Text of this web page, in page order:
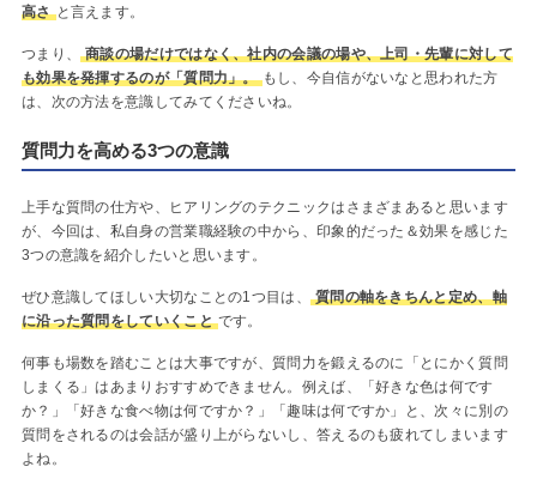
高さ と言えます。
つまり、 商談の場だけではなく、社内の会議の場や、上司・先輩に対して
も効果を発揮するのが「質問力」。 もし、今自信がないなと思われた方
は、次の方法を意識してみてくださいね。
質問力を高める3つの意識
上手な質問の仕方や、ヒアリングのテクニックはさまざまあると思います
が、今回は、私自身の営業職経験の中から、印象的だった＆効果を感じた
3つの意識を紹介したいと思います。
ぜひ意識してほしい大切なことの1つ目は、
質問の軸をきちんと定め、軸
に沿った質問をしていくこと です。
何事も場数を踏むことは大事ですが、質問力を鍛えるのに「とにかく質問
しまくる」はあまりおすすめできません。例えば、「好きな色は何です
か？」「好きな食べ物は何ですか？」「趣味は何ですか」と、次々に別の
質問をされるのは会話が盛り上がらないし、答えるのも疲れてしまいます
よね。